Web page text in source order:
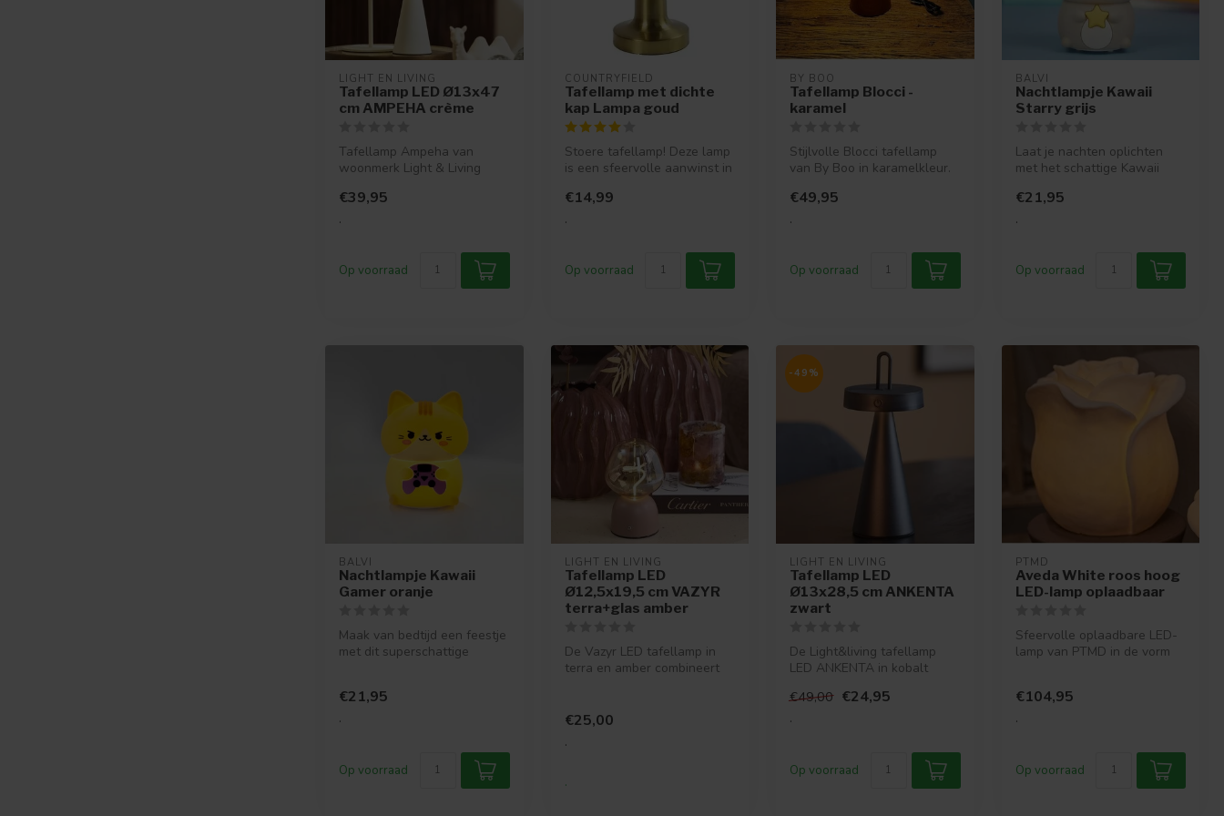
LIGHT EN LIVING
Tafellamp LED Ø13x47
cm AMPEHA crème
Tafellamp Ampeha van
woonmerk Light & Living
design...
€39,95
.
Op voorraad
COUNTRYFIELD
Tafellamp met dichte
kap Lampa goud
Stoere tafellamp! Deze lamp
is een sfeervolle aanwinst in
€14,99
.
Op voorraad
BY BOO
Tafellamp Blocci -
karamel
Stijlvolle Blocci tafellamp
van By Boo in karamelkleur.
€49,95
.
Op voorraad
BALVI
Nachtlampje Kawaii
Starry grijs
Laat je nachten oplichten
met het schattige Kawaii
Balvi....
€21,95
.
Op voorraad
BALVI
Nachtlampje Kawaii
Gamer oranje
Maak van bedtijd een feestje
met dit superschattige
€21,95
.
Op voorraad
LIGHT EN LIVING
Tafellamp LED
Ø12,5x19,5 cm VAZYR
terra+glas amber
De Vazyr LED tafellamp in
terra en amber combineert
€25,00
.
.
-49%
LIGHT EN LIVING
Tafellamp LED
Ø13x28,5 cm ANKENTA
zwart
De Light&living tafellamp
LED ANKENTA in kobalt
toevoegi...
€49,00 €24,95
.
Op voorraad
PTMD
Aveda White roos hoog
LED-lamp oplaadbaar
Sfeervolle oplaadbare LED-
lamp van PTMD in de vorm
€104,95
.
Op voorraad